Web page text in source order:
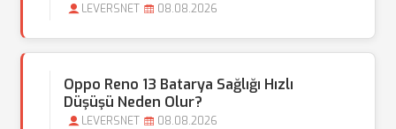
LEVERSNET 08.08.2026
Oppo Reno 13 Batarya Sağlığı Hızlı
Düşüşü Neden Olur?
LEVERSNET 08.08.2026